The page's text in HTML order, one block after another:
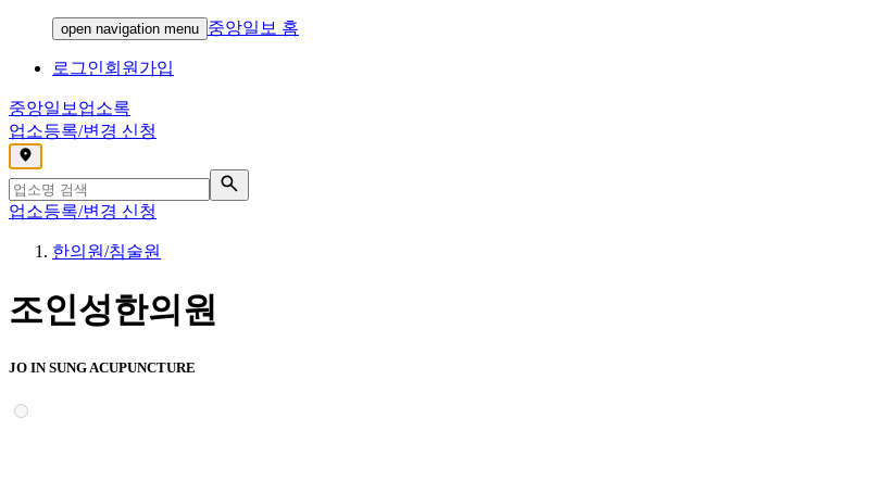
open navigation menu 중앙일보 홈
로그인회원가입
중앙일보 업소록
업소등록/변경 신청
,
업소등록/변경 신청
한의원/침술원
조인성한의원
JO IN SUNG ACUPUNCTURE